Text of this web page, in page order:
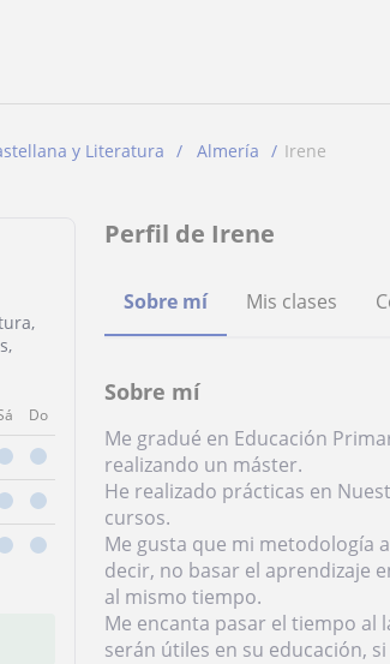
y Literatura Almería Irene
Do
Perfil de Irene
Sobre mí Mis clases
Sobre mí
Me gradué en Educación
realizando un máster.
He realizado prácticas en
cursos.
Me gusta que mi metodología
decir, no basar el aprendizaje
al mismo tiempo.
Me encanta pasar el tiempo al
serán útiles en su educación,